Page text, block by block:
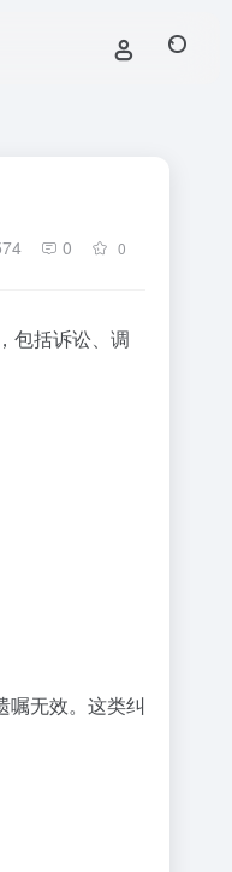
0 0
包括诉讼、调
嘱无效。这类纠